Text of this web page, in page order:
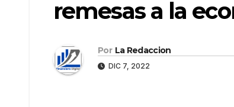
remesas a la
Por La Redaccion
DIC 7, 2022